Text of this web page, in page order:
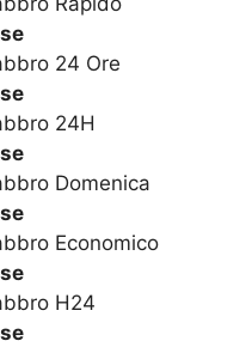
24 Ore
24H
Domenica
Economico
H24